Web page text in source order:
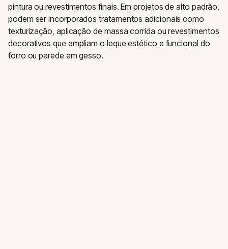
pintura ou revestimentos finais. Em projetos de alto padrão,
podem ser incorporados tratamentos adicionais como
texturização, aplicação de massa corrida ou revestimentos
decorativos que ampliam o leque estético e funcional do
forro ou parede em gesso.